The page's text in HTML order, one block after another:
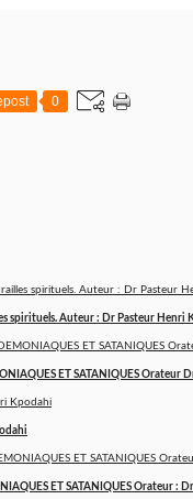
0
spirituels. Auteur : Dr Pasteur Henri
ET SATANIQUES Orateur
ET SATANIQUES Orateur :